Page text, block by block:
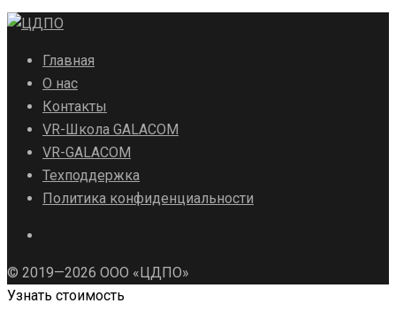
Главная
О нас
Контакты
VR-Школа GALACOM
VR-GALACOM
Техподдержка
Политика конфиденциальности
© 2019—2026 ООО «ЦДПО»
Узнать стоимость